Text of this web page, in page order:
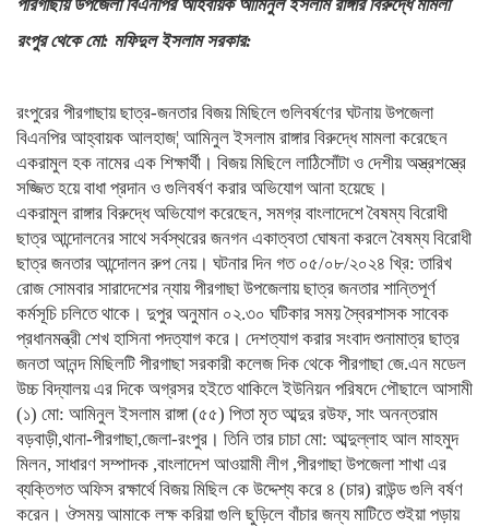
পীরগাছায় উপজেলা বিএনপির আহবায়ক আমিনুল ইসলাম রাঙ্গার বিরুদ্ধে মামলা
রংপুর থেকে মো: মফিদুল ইসলাম সরকার:
রংপুরের পীরগাছায় ছাত্র-জনতার বিজয় মিছিলে গুলিবর্ষণের ঘটনায় উপজেলা
বিএনপির আহ্বায়ক আলহাজ¦ আমিনুল ইসলাম রাঙ্গার বিরুদ্ধে মামলা করেছেন
একরামুল হক নামের এক শিক্ষার্থী। বিজয় মিছিলে লাঠিসোঁটা ও দেশীয় অস্ত্রশস্ত্রে
সজ্জিত হয়ে বাধা প্রদান ও গুলিবর্ষণ করার অভিযোগ আনা হয়েছে।
একরামুল রাঙ্গার বিরুদ্ধে অভিযোগ করেছেন, সমগ্র বাংলাদেশে বৈষম্য বিরোধী
ছাত্র আন্দোলনের সাথে সর্বস্থরের জনগন একাত্বতা ঘোষনা করলে বৈষম্য বিরোধী
ছাত্র জনতার আন্দোলন রুপ নেয়। ঘটনার দিন গত ০৫/০৮/২০২৪ খ্রি: তারিখ
রোজ সোমবার সারাদেশের ন্যায় পীরগাছা উপজেলায় ছাত্র জনতার শান্তিপূর্ণ
কর্মসূচি চলিতে থাকে। দুপুর অনুমান ০২.৩০ ঘটিকার সময় স্বৈরশাসক সাবেক
প্রধানমন্ত্রী শেখ হাসিনা পদত্যাগ করে। দেশত্যাগ করার সংবাদ শুনামাত্র ছাত্র
জনতা আনন্দ মিছিলটি পীরগাছা সরকারী কলেজ দিক থেকে পীরগাছা জে.এন মডেল
উচ্চ বিদ্যালয় এর দিকে অগ্রসর হইতে থাকিলে ইউনিয়ন পরিষদে পৌছালে আসামী
(১) মো: আমিনুল ইসলাম রাঙ্গা (৫৫) পিতা মৃত আব্দুর রউফ, সাং অনন্তরাম
বড়বাড়ী,থানা-পীরগাছা,জেলা-রংপুর। তিনি তার চাচা মো: আব্দুল্লাহ আল মাহমুদ
মিলন, সাধারণ সম্পাদক ,বাংলাদেশ আওয়ামী লীগ ,পীরগাছা উপজেলা শাখা এর
ব্যক্তিগত অফিস রক্ষার্থে বিজয় মিছিল কে উদ্দেশ্য করে ৪ (চার) রাউন্ড গুলি বর্ষণ
করেন। ঔসময় আমাকে লক্ষ করিয়া গুলি ছুড়িলে বাঁচার জন্য মাটিতে শুইয়া পড়ায়